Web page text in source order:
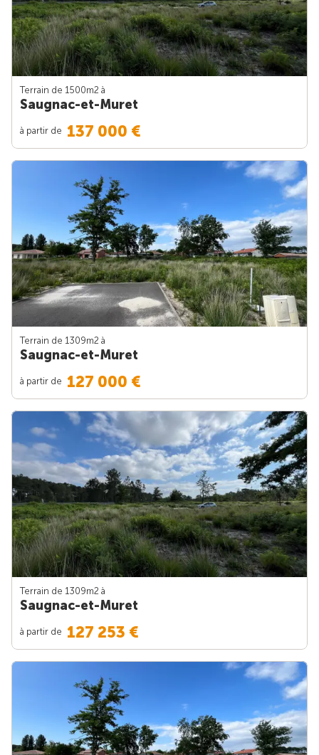
Terrain de 1500m2 à
Saugnac-et-Muret
à partir de 137 000 €
Terrain de 1309m2 à
Saugnac-et-Muret
à partir de 127 000 €
Terrain de 1309m2 à
Saugnac-et-Muret
à partir de 127 253 €